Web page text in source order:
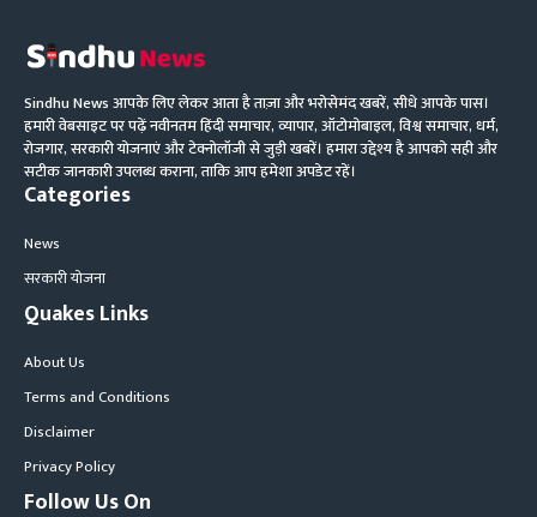
Sindhu News आपके लिए लेकर आता है ताज़ा और भरोसेमंद खबरें, सीधे आपके पास।
हमारी वेबसाइट पर पढ़ें नवीनतम हिंदी समाचार, व्यापार, ऑटोमोबाइल, विश्व समाचार, धर्म,
रोजगार, सरकारी योजनाएं और टेक्नोलॉजी से जुड़ी खबरें। हमारा उद्देश्य है आपको सही और
सटीक जानकारी उपलब्ध कराना, ताकि आप हमेशा अपडेट रहें।
Categories
News
सरकारी योजना
Quakes Links
About Us
Terms and Conditions
Disclaimer
Privacy Policy
Follow Us On